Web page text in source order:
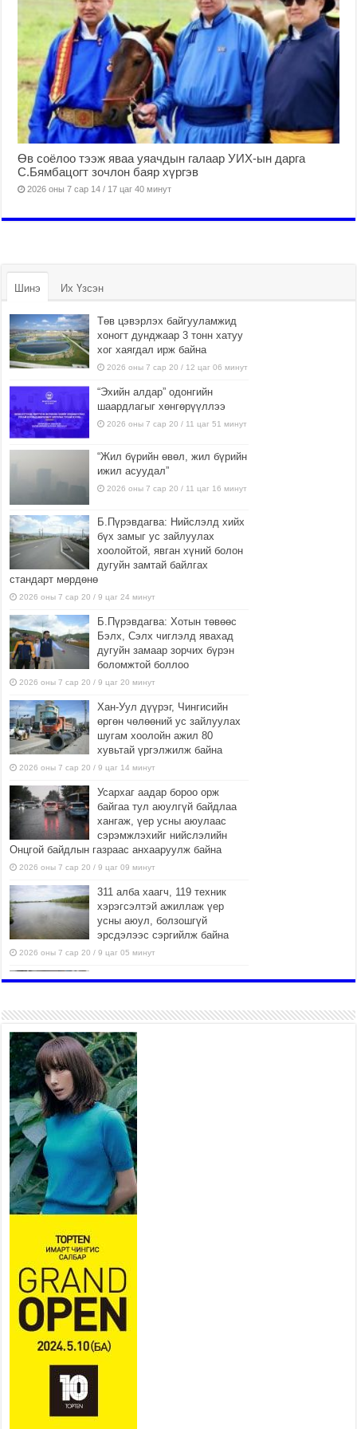
Өв соёлоо тээж яваа уяачдын галаар УИХ-ын дарга
С.Бямбацогт зочлон баяр хүргэв
2026 оны 7 сар 14 / 17 цаг 40 минут
Шинэ Их Үзсэн
Төв цэвэрлэх байгууламжид
хоногт дунджаар 3 тонн хатуу
хог хаягдал ирж байна
2026 оны 7 сар 20 / 12 цаг 06 минут
“Эхийн алдар” одонгийн
шаардлагыг хөнгөрүүллээ
2026 оны 7 сар 20 / 11 цаг 51 минут
“Жил бүрийн өвөл, жил бүрийн
ижил асуудал”
2026 оны 7 сар 20 / 11 цаг 16 минут
Б.Пүрэвдагва: Нийслэлд хийх
бүх замыг ус зайлуулах
хоолойтой, явган хүний болон
дугуйн замтай байлгах
стандарт мөрдөнө
2026 оны 7 сар 20 / 9 цаг 24 минут
Б.Пүрэвдагва: Хотын төвөөс
Бэлх, Сэлх чиглэлд явахад
дугуйн замаар зорчих бүрэн
боломжтой боллоо
2026 оны 7 сар 20 / 9 цаг 20 минут
Хан-Уул дүүрэг, Чингисийн
өргөн чөлөөний ус зайлуулах
шугам хоолойн ажил 80
хувьтай үргэлжилж байна
2026 оны 7 сар 20 / 9 цаг 14 минут
Усархаг аадар бороо орж
байгаа тул аюулгүй байдлаа
хангаж, үер усны аюулаас
сэрэмжлэхийг нийслэлийн
Онцгой байдлын газраас анхааруулж байна
2026 оны 7 сар 20 / 9 цаг 09 минут
311 алба хаагч, 119 техник
хэрэгсэлтэй ажиллаж үер
усны аюул, болзошгүй
эрсдэлээс сэргийлж байна
2026 оны 7 сар 20 / 9 цаг 05 минут
Аяллаа зөв төлөвлөхийг
2026 оны 7 сар 16 / 11 цаг 50 минут
Үер усны болзошгүй аюулаас
сэргийлж, холбогдох
байгууллагууд өндөржүүлсэн
бэлэн байдалд ажиллаж байна
2026 оны 7 сар 15 / 13 цаг 06 минут
Монгол адууны үнэ цэнийг
дэлхийд сурталчлах “Дэлхийн
адууны өдөр”-т 15000 морьтон
оролцож байна
2026 оны 7 сар 15 / 11 цаг 51 минут
Шагайн харвааны насанд хүрэгчдийн багийн
шилдгүүд шалгарав
2026 оны 7 сар 15 / 11 цаг 45 минут
Үндэсний их баяр наадмын сур харвааны
шагналыг нийслэлийн Засаг дарга бөгөөд
Улаанбаатар хотын Захирагч Б.Пүрэвдагва
гардууллаа
2026 оны 7 сар 15 / 11 цаг 41 минут
Нийслэлийн Эрүүл мэндийн газраас 45 баг
иргэдэд тусламж, үйлчилгээ үзүүлж байна
2026 оны 7 сар 15 / 11 цаг 30 минут